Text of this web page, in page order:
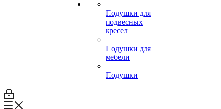
Подушки для
подвесных
кресел
Подушки для
мебели
Подушки